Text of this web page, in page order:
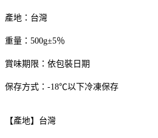
產地：台灣
重量：500g±5％
賞味期限：依包裝日期
保存方式：-18℃以下冷凍保存
【產地】台灣